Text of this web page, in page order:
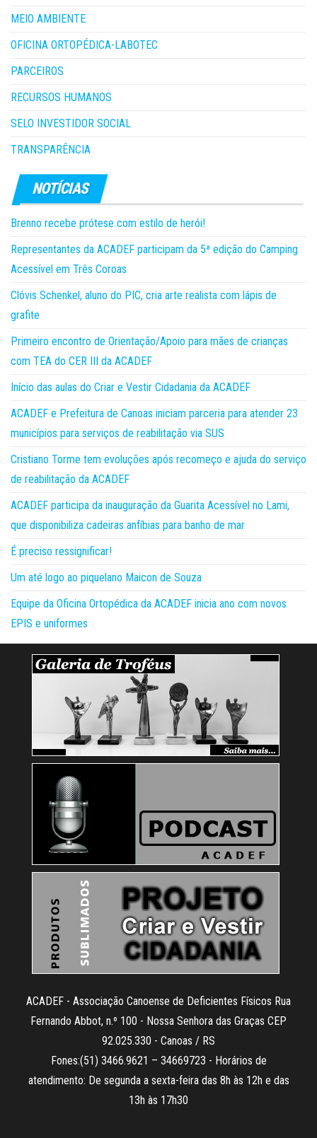
MEIO AMBIENTE
OFICINA ORTOPÉDICA-LABOTEC
PARCEIROS
RECURSOS HUMANOS
SELO INVESTIDOR SOCIAL
TRANSPARÊNCIA
Brenno recebe prótese com estilo de herói!
Representantes da ACADEF participam da 5ª edição do Camping
Acessível em Três Coroas
Clóvis Schenkel, aluno do PIC, cria arte realista com lápis de
grafite
Primeiro encontro de Orientação/Apoio para mães de crianças
com TEA do CER III da ACADEF
Início das aulas do Criar e Vestir Cidadania da ACADEF
ACADEF e Prefeitura de Canoas iniciam parceria para atender 23
municípios para serviços de reabilitação via SUS
Cristiano Torme tem evoluções após recomeço e ajuda do serviço
de reabilitação da ACADEF
ACADEF participa da inauguração da Guarita Acessível no Lami,
que disponibiliza cadeiras anfíbias para banho de mar
É preciso ressignificar!
Um até logo ao piquelano Maicon de Souza
Equipe da Oficina Ortopédica da ACADEF inicia ano com novos
EPIS e uniformes
ACADEF - Associação Canoense de Deficientes Físicos Rua
Fernando Abbot, n.º 100 - Nossa Senhora das Graças CEP
92.025.330 - Canoas / RS
Fones:(51) 3466.9621 – 34669723 - Horários de
atendimento: De segunda a sexta-feira das 8h às 12h e das
13h às 17h30